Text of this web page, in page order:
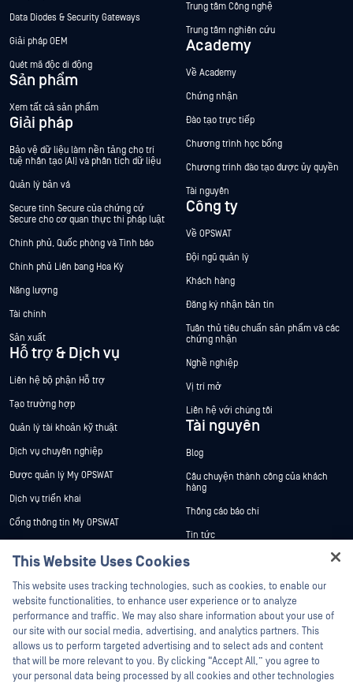
Data Diodes & Security Gateways
Giải pháp OEM
Quét mã độc di động
Sản phẩm
Xem tất cả sản phẩm
Giải pháp
Bảo vệ dữ liệu làm nền tảng cho trí
tuệ nhân tạo (AI) và phân tích dữ liệu
Quản lý bản vá
Secure tính Secure của chứng cứ
Secure cho cơ quan thực thi pháp luật
Chính phủ, Quốc phòng và Tình báo
Chính phủ Liên bang Hoa Kỳ
Năng lượng
Tài chính
Sản xuất
Hỗ trợ & Dịch vụ
Liên hệ bộ phận Hỗ trợ
Tạo trường hợp
Quản lý tài khoản kỹ thuật
Dịch vụ chuyên nghiệp
Được quản lý My OPSWAT
Dịch vụ triển khai
Cổng thông tin My OPSWAT
Đào tạo
Chương trình Xử lý Lỗ hổng Bảo mật
Đối tác
Chứng nhận
Đối tác công nghệ
Trung tâm Công nghệ
Trung tâm nghiên cứu
Academy
Về Academy
Chứng nhận
Đào tạo trực tiếp
Chương trình học bổng
Chương trình đào tạo được ủy quyền
Tài nguyên
Công ty
Về OPSWAT
Đội ngũ quản lý
Khách hàng
Đăng ký nhận bản tin
Tuân thủ tiêu chuẩn sản phẩm và các
chứng nhận
Nghề nghiệp
Vị trí mở
Liên hệ với chúng tôi
Tài nguyên
Blog
Câu chuyện thành công của khách
hàng
Thông cáo báo chí
Tin tức
Sự kiện
Hội thảo trên trực tuyến
Datasheets
White Papers
Công cụ miễn phí
This Website Uses Cookies
This website uses tracking technologies, such as cookies, to enable our
website functionalities, to enhance user experience or to analyze
performance and traffic. We may also share information about your use of
our site with our social media, advertising, and analytics partners. This
allows us to perform targeted advertising and to select ads and content
that will be more relevant to you. By clicking “Accept All,” you agree to
your personal data being processed by all cookies and other technologies
Hey there!
I'm Ozzy, your OPSWAT virtual assistant.
How can I help you secure what's critical
today?